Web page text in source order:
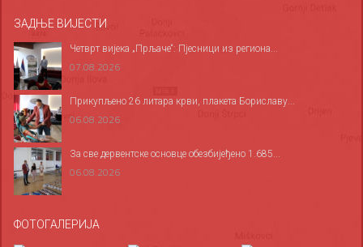
ЗАДЊЕ ВИЈЕСТИ
Четврт вијека „Прљаче“: Пјесници из региона...
07.08.2026
Прикупљено 26 литара крви, плакета Бориславу...
06.08.2026
За све дервентске основце обезбијеђено 1.685...
06.08.2026
ФОТОГАЛЕРИЈА